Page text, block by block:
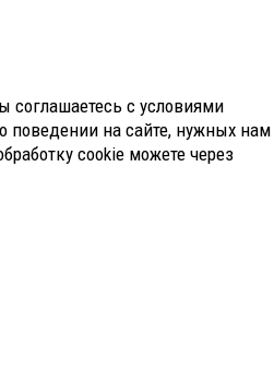
соглашаетесь с условиями
поведении на сайте, нужных нам
cookie можете через